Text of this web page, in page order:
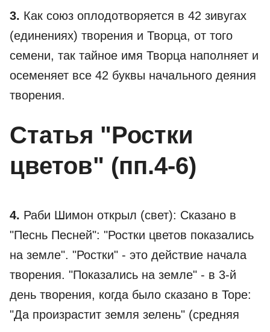
3. Как союз оплодотворяется в 42 зивугах
(единениях) творения и Творца, от того
семени, так тайное имя Творца наполняет и
осеменяет все 42 буквы начального деяния
творения.
Статья "Ростки
цветов" (пп.4-6)
4. Раби Шимон открыл (свет): Сказано в
"Песнь Песней": "Ростки цветов показались
на земле". "Ростки" - это действие начала
творения. "Показались на земле" - в 3-й
день творения, когда было сказано в Торе:
"Да произрастит земля зелень" (средняя